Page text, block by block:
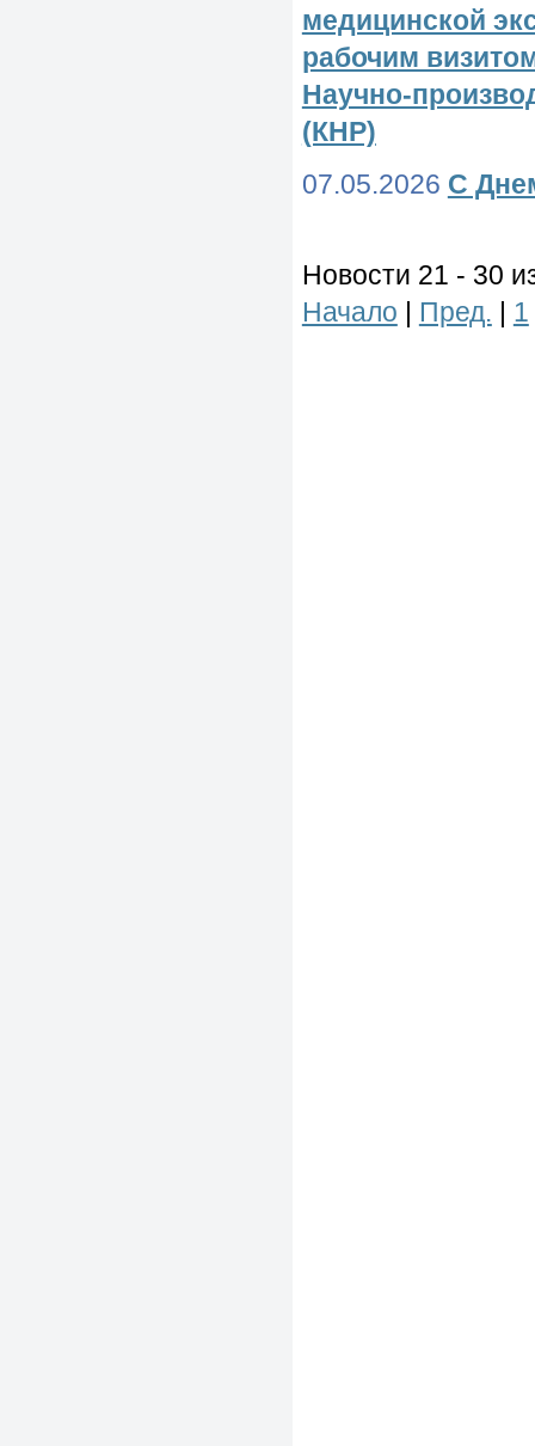
медицинской
рабочим
Научно-
(КНР)
07.05.2026 С
Новости 21 - 30
Начало | Пред. | 1